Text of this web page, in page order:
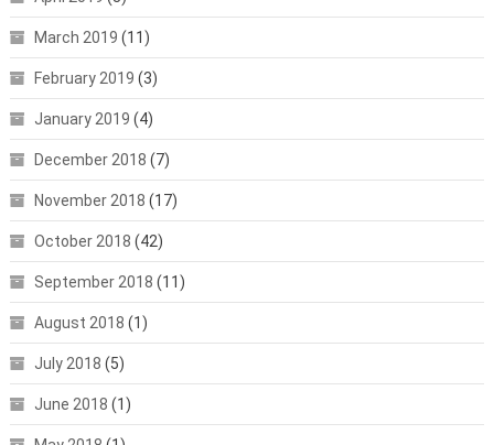
March 2019 (11)
February 2019 (3)
January 2019 (4)
December 2018 (7)
November 2018 (17)
October 2018 (42)
September 2018 (11)
August 2018 (1)
July 2018 (5)
June 2018 (1)